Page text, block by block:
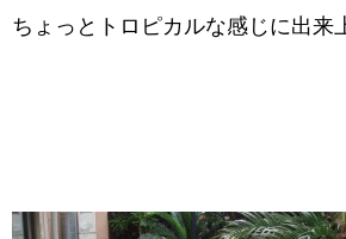
ちょっとトロピカルな感じに出来